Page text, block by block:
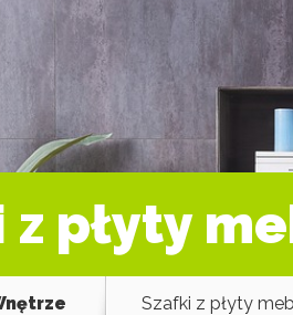
z płyty
Szafki z płyty